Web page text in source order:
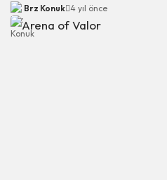
Brz Konuk 4 yıl önce